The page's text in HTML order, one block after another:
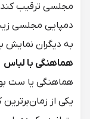
مجلسی ترقیب
دمپایی مجلسی
به دیگران نمایش
هماهنگی با لباس
هماهنگی یا ست
یکی از